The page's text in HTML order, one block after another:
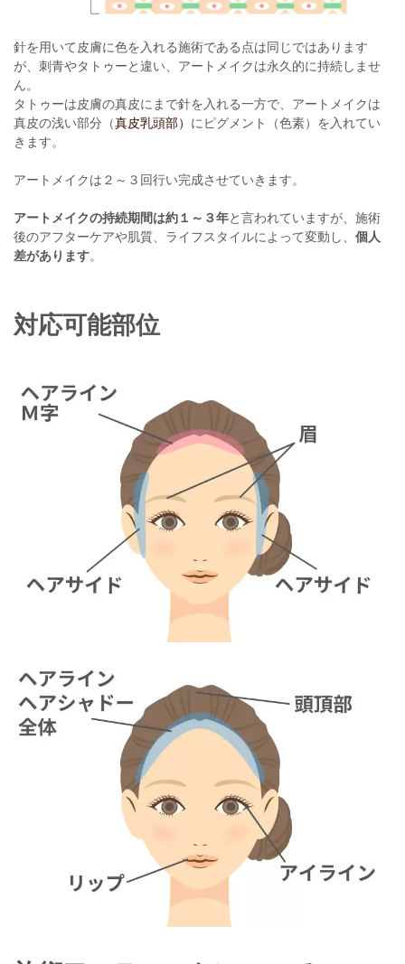
針を用いて皮膚に色を入れる施術である点は同じではあります
が、刺青やタトゥーと違い、アートメイクは永久的に持続しませ
ん。
タトゥーは皮膚の真皮にまで針を入れる一方で、アートメイクは
真皮の浅い部分（真皮乳頭部） にピグメント（色素）を入れてい
きます。
アートメイクは２～３回行い完成させていきます。
アートメイクの持続期間は約１～３年と言われていますが、施術
後のアフターケアや肌質、ライフスタイルによって変動し、 個人
差があります。
対応可能部位